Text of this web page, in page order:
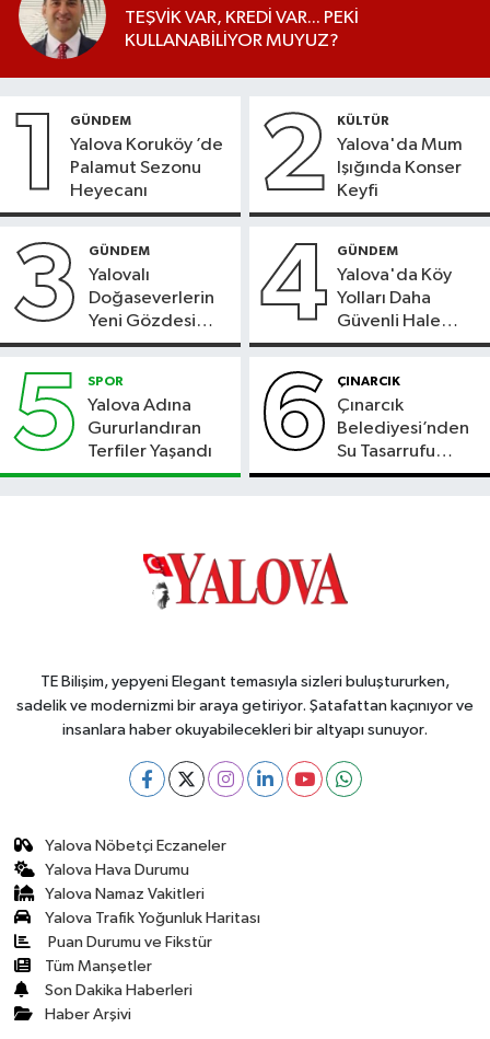
TEŞVİK VAR, KREDİ VAR... PEKİ
KULLANABİLİYOR MUYUZ?
1 GÜNDEM
Yalova Koruköy ’de
Palamut Sezonu
Heyecanı
2 KÜLTÜR
Yalova'da Mum
Işığında Konser
Keyfi
3 GÜNDEM
Yalovalı
Doğaseverlerin
Yeni Gözdesi
Bolu'daki Meyve
4 GÜNDEM
Yalova'da Köy
Yolları Daha
Güvenli Hale
Geliyor
5 SPOR
Yalova Adına
Gururlandıran
Terfiler Yaşandı
6 ÇINARCIK
Çınarcık
Belediyesi’nden
Su Tasarrufu
Çağrısı
TE Bilişim, yepyeni Elegant temasıyla sizleri buluştururken,
sadelik ve modernizmi bir araya getiriyor. Şatafattan kaçınıyor ve
insanlara haber okuyabilecekleri bir altyapı sunuyor.
Yalova Nöbetçi Eczaneler
Yalova Hava Durumu
Yalova Namaz Vakitleri
Yalova Trafik Yoğunluk Haritası
Puan Durumu ve Fikstür
Tüm Manşetler
Son Dakika Haberleri
Haber Arşivi